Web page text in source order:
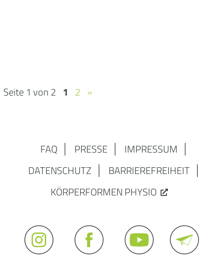
Seite 1 von 2 1 2 »
FAQ PRESSE
IMPRESSUM
DATENSCHUTZ
BARRIEREFREIHEIT
KÖRPERFORMEN PHYSIO